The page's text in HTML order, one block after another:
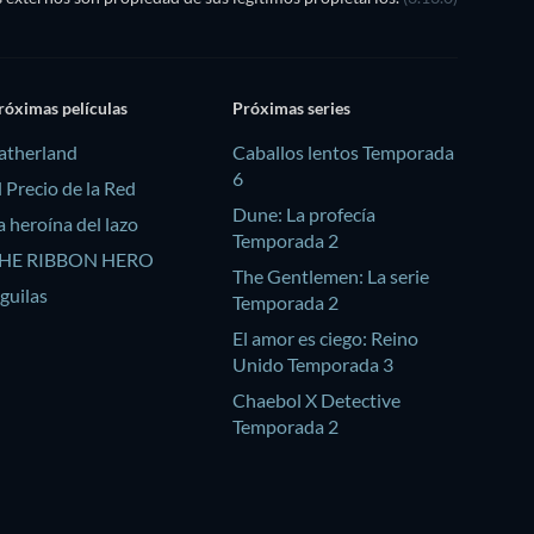
películas
Precio de la Red
heroína del lazo
RIBBON HERO
Próximas series
Caballos lentos Temporada
6
Dune: La profecía
Temporada 2
The Gentlemen: La serie
Temporada 2
El amor es ciego: Reino
Unido Temporada 3
Chaebol X Detective
Temporada 2